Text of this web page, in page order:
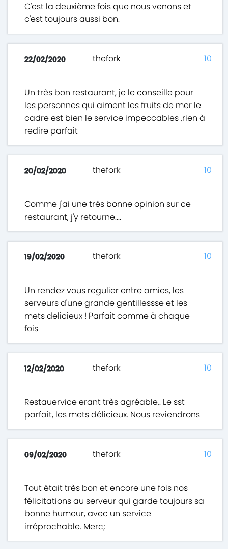
C'est la deuxième fois que nous venons et
c'est toujours aussi bon.
22/02/2020 thefork
Un très bon restaurant, je le conseille pour
les personnes qui aiment les fruits de mer le
cadre est bien le service impeccables ,rien à
redire parfait
10
20/02/2020 thefork
Comme j'ai une très bonne opinion sur ce
restaurant, j'y retourne....
10
19/02/2020 thefork
Un rendez vous regulier entre amies, les
serveurs d'une grande gentillessse et les
mets delicieux ! Parfait comme à chaque
fois
10
12/02/2020 thefork
Restauervice erant très agréable,. Le sst
parfait, les mets délicieux. Nous reviendrons
10
09/02/2020 thefork
Tout était très bon et encore une fois nos
félicitations au serveur qui garde toujours sa
bonne humeur, avec un service
irréprochable. Merc;
10